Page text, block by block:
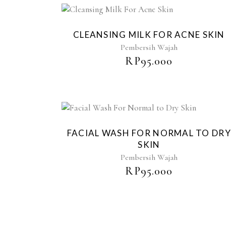
CLEANSING MILK FOR ACNE SKIN
Pembersih Wajah
RP95.000
FACIAL WASH FOR NORMAL TO DRY
SKIN
Pembersih Wajah
RP95.000